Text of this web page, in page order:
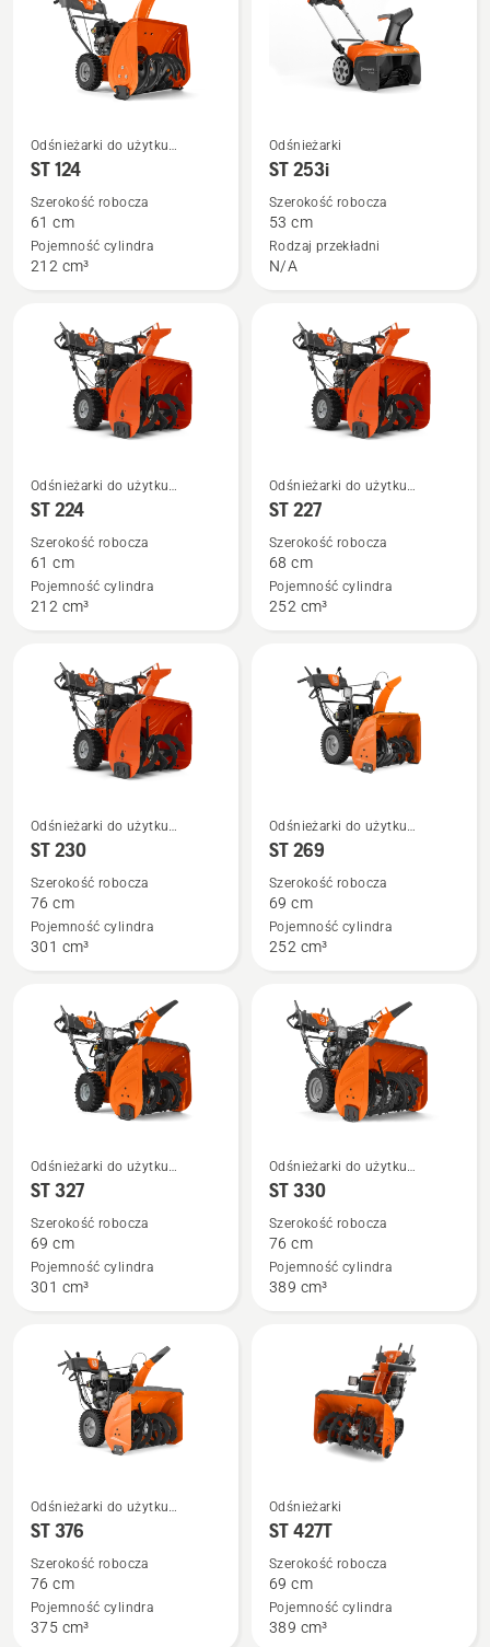
Zobacz
więcej
szczegółów
ST 124
Odśnieżarki do użytku
przydomowego
ST 124
Szerokość robocza
61 cm
Pojemność cylindra
212 cm³
Zobacz
więcej
szczegółów
ST 253i
Odśnieżarki
ST 253i
Szerokość robocza
53 cm
Rodzaj przekładni
N/A
Zobacz
więcej
szczegółów
ST 224
Odśnieżarki do użytku
przydomowego
ST 224
Szerokość robocza
61 cm
Pojemność cylindra
212 cm³
Zobacz
więcej
szczegółów
ST 227
Odśnieżarki do użytku
przydomowego
ST 227
Szerokość robocza
68 cm
Pojemność cylindra
252 cm³
Zobacz
więcej
szczegółów
ST 230
Odśnieżarki do użytku
przydomowego
ST 230
Szerokość robocza
76 cm
Pojemność cylindra
301 cm³
Zobacz
więcej
szczegółów
ST 269
Odśnieżarki do użytku
przydomowego
ST 269
Szerokość robocza
69 cm
Pojemność cylindra
252 cm³
Zobacz
więcej
szczegółów
ST 327
Odśnieżarki do użytku
przydomowego
ST 327
Szerokość robocza
69 cm
Pojemność cylindra
301 cm³
Zobacz
więcej
szczegółów
ST 330
Odśnieżarki do użytku
przydomowego
ST 330
Szerokość robocza
76 cm
Pojemność cylindra
389 cm³
Zobacz
więcej
szczegółów
ST 376
Odśnieżarki do użytku
przydomowego
ST 376
Szerokość robocza
76 cm
Pojemność cylindra
375 cm³
Zobacz
więcej
szczegółów
ST 427T
Odśnieżarki
ST 427T
Szerokość robocza
69 cm
Pojemność cylindra
389 cm³